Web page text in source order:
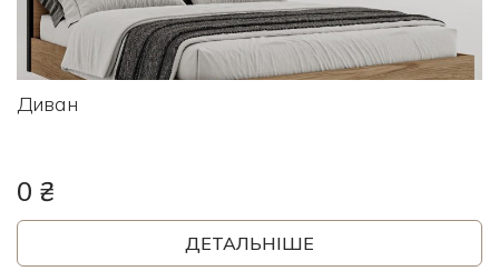
Диван
0 ₴
ДЕТАЛЬНІШЕ